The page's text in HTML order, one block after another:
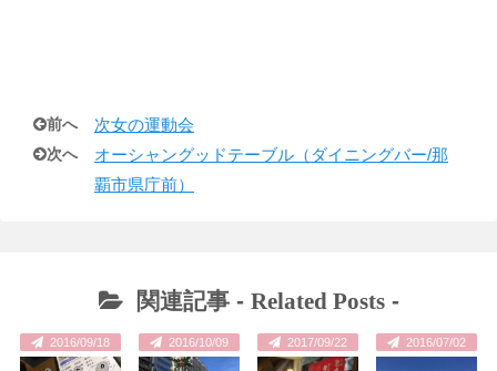
前へ 次女の運動会
次へ
オーシャングッドテーブル（ダイニングバー/那
覇市県庁前）
関連記事 - Related Posts-
2016/09/18 2016/10/09 2017/09/22 2016/07/02